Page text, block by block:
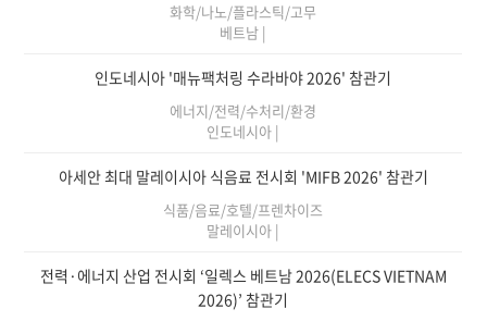
화학/나노/플라스틱/고무
베트남 |
인도네시아 '매뉴팩처링 수라바야 2026' 참관기
에너지/전력/수처리/환경
인도네시아 |
아세안 최대 말레이시아 식음료 전시회 'MIFB 2026' 참관기
식품/음료/호텔/프렌차이즈
말레이시아 |
전력·에너지 산업 전시회 ‘일렉스 베트남 2026(ELECS VIETNAM
2026)’ 참관기